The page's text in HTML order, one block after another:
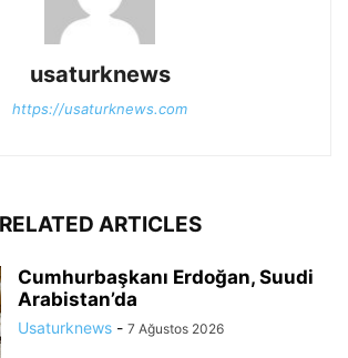
usaturknews
https://usaturknews.com
RELATED ARTICLES
Cumhurbaşkanı Erdoğan, Suudi
Arabistan’da
Usaturknews - 7 Ağustos 2026